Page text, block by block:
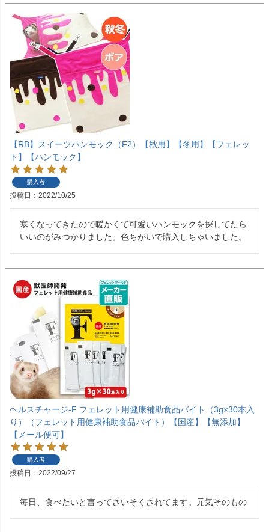
【RB】スイーツハンモック（F2）【秋用】【冬用】【フェレッ
ト】【ハンモック】
購入者
投稿日 2022/10/25
寒くなってきたので暖かくて可愛いハンモックを探してたら
いいのがみつかりました。色ちがいで購入しちゃいました。
ヘルスチャージ-F フェレット用健康補助食品バイト（3g×30本入
り）（フェレット用健康補助食品バイト）【国産】【無添加】
【メール便可】
購入者
投稿日 2022/09/27
毎日、食べたいと言ってさいそくされてます。元気そのもの